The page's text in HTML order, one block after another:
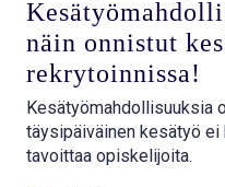
näin onnistut
rekrytoinnissa!
Kesätyömahdollisuuksia
täysipäiväinen kesätyö ei
tavoittaa opiskelijoita.